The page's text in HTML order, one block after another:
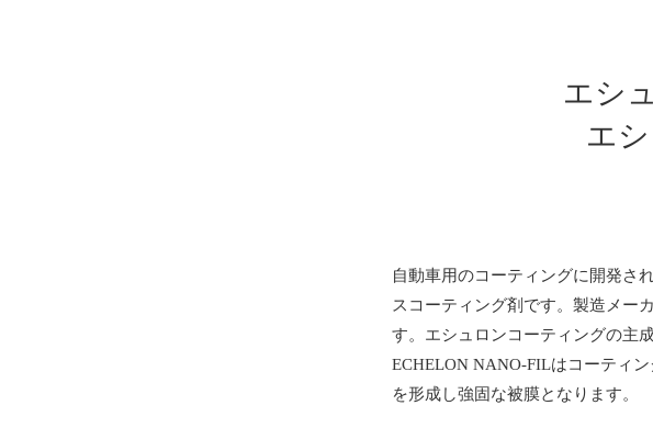
エシ
エ
自動車用のコーティングに開発さ
スコーティング剤です。製造メー
す。エシュロンコーティングの主
ECHELON NANO-FILはコーティ
を形成し強固な被膜となります。